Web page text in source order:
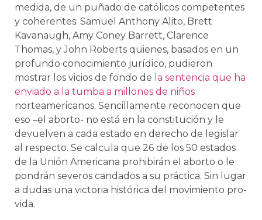
medida, de un puñado de católicos competentes
y coherentes: Samuel Anthony Alito, Brett
Kavanaugh, Amy Coney Barrett, Clarence
Thomas, y John Roberts quienes, basados en un
profundo conocimiento jurídico, pudieron
mostrar los vicios de fondo de la sentencia que ha
enviado a la tumba a millones de niños
norteamericanos. Sencillamente reconocen que
eso –el aborto- no está en la constitución y le
devuelven a cada estado en derecho de legislar
al respecto. Se calcula que 26 de los 50 estados
de la Unión Americana prohibirán el aborto o le
pondrán severos candados a su práctica. Sin lugar
a dudas una victoria histórica del movimiento pro-
vida.